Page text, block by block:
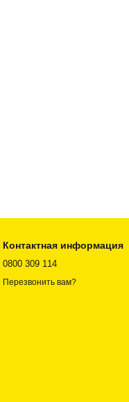
Контактная информация
0800 309 114
Перезвонить вам?